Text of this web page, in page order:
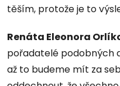
těším, protože je to
Renáta Eleonora
pořadatelé podobných
až to budeme mít za